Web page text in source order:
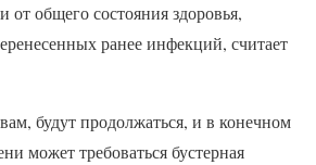
от общего состояния здоровья,
ранее инфекций, считает
будут продолжаться, и в конечном
может требоваться бустерная